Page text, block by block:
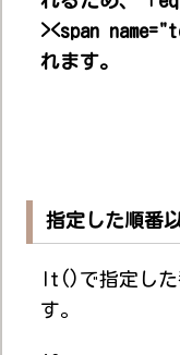
><span
れます。
指定した順番
lt()で指定した
す。